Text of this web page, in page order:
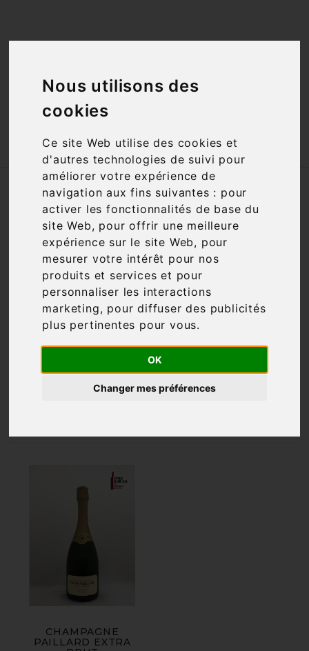
Nous utilisons des
cookies
Ce site Web utilise des cookies et
d'autres technologies de suivi pour
améliorer votre expérience de
navigation aux fins suivantes : pour
activer les fonctionnalités de base du
site Web, pour offrir une meilleure
expérience sur le site Web, pour
mesurer votre intérêt pour nos
produits et services et pour
personnaliser les interactions
marketing, pour diffuser des publicités
plus pertinentes pour vous.
OK
Changer mes préférences
Accueil Champagnes
SOUS-CATÉGORIES
Champagne
CHAMPAGNE
PAILLARD EXTRA